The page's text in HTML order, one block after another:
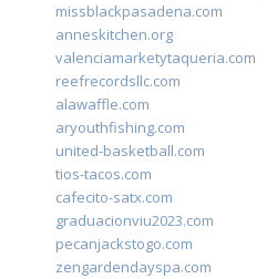
missblackpasadena.com
anneskitchen.org
valenciamarketytaqueria.com
reefrecordsllc.com
alawaffle.com
aryouthfishing.com
united-basketball.com
tios-tacos.com
cafecito-satx.com
graduacionviu2023.com
pecanjackstogo.com
zengardendayspa.com